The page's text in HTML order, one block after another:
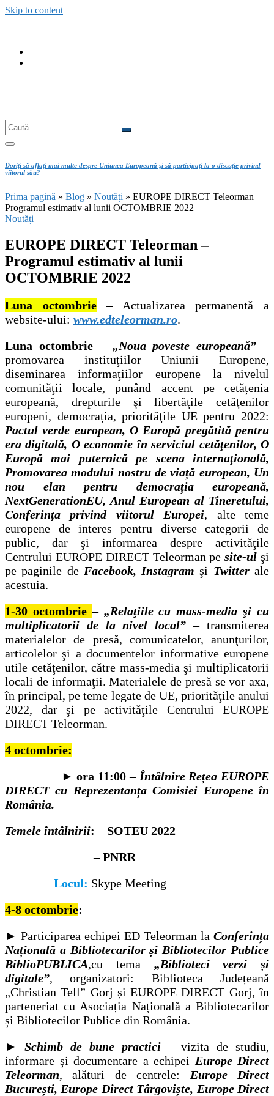
Skip to content
Căutare
Caută...
Doriţi să aflaţi mai multe despre Uniunea Europeană şi să participaţi la o discuţie privind
viitorul său?
Prima pagină » Blog » Noutăți » EUROPE DIRECT Teleorman –
Programul estimativ al lunii OCTOMBRIE 2022
Noutăți
EUROPE DIRECT Teleorman –
Programul estimativ al lunii
OCTOMBRIE 2022
Luna octombrie– Actualizarea permanentă a
website-ului: www.edteleorman.ro.
Luna octombrie– „Noua poveste europeană”–
promovarea instituţiilor Uniunii Europene,
diseminarea informaţiilor europene la nivelul
comunităţii locale, punând accent pe cetățenia
europeană, drepturile şi libertăţile cetăţenilor
europeni, democrația, priorităţile UE pentru 2022:
Pactul verde european, O Europă pregătită pentru
era digitală, O economie în serviciul cetăţenilor, O
Europă mai puternică pe scena internaţională,
Promovarea modului nostru de viață european, Un
nou elan pentru democrația europeană,
NextGenerationEU, Anul European al Tineretului,
Conferinţa privind viitorul Europei, alte teme
europene de interes pentru diverse categorii de
public, dar şi informarea despre activităţile
Centrului EUROPE DIRECT Teleorman pesite-ul şi
pe paginile deFacebook, Instagramşi Twitterale
acestuia.
1-30 octombrie– „Relaţiile cu mass-media şi cu
multiplicatorii de la nivel local”– transmiterea
materialelor de presă, comunicatelor, anunţurilor,
articolelor şi a documentelor informative europene
utile cetăţenilor, către mass-media şi multiplicatorii
locali de informaţii. Materialele de presă se vor axa,
în principal, pe teme legate de UE, priorităţile anului
2022, dar şi pe activităţile Centrului EUROPE
DIRECT Teleorman.
4 octombrie:
►ora 11:00 – Întâlnire Rețea EUROPE
DIRECT cu Reprezentanța Comisiei Europene în
România.
Temele întâlnirii: – SOTEU 2022
–PNRR
Locul: Skype Meeting
4-8 octombrie:
► Participarea echipei ED Teleorman la Conferința
Națională a Bibliotecarilor și Bibliotecilor Publice
BiblioPUBLICA,cu tema „Biblioteci verzi și
digitale”, organizatori: Biblioteca Județeană
„Christian Tell” Gorj și EUROPE DIRECT Gorj, în
parteneriat cu Asociația Națională a Bibliotecarilor
și Bibliotecilor Publice din România.
► Schimb de bune practici– vizita de studiu,
informare și documentare a echipei Europe Direct
Teleorman, alături de centrele: Europe Direct
București, Europe Direct Târgoviște, Europe Direct